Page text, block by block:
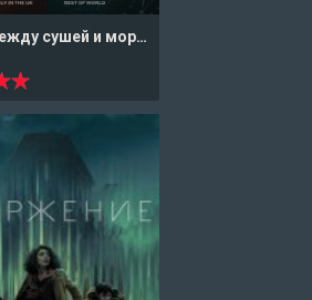
Война между сушей и морем